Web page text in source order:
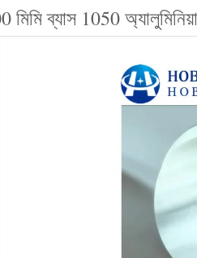
মিমি ব্যাস 1050